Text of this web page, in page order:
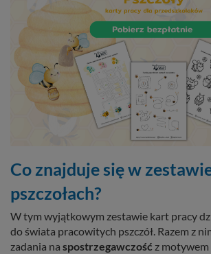
Co znajduje się w
pszczołach?
W tym wyjątkowym zestawie kart pracy
do świata pracowitych pszczół. Razem z
zadania na spostrzegawczość z motywem